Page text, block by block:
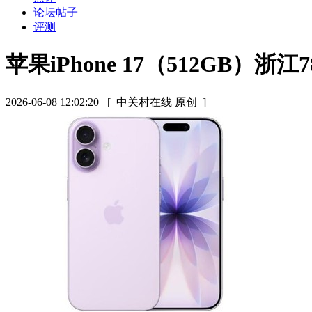
论坛帖子
评测
苹果iPhone 17（512GB）浙江
2026-06-08 12:02:20 [ 中关村在线 原创 ]